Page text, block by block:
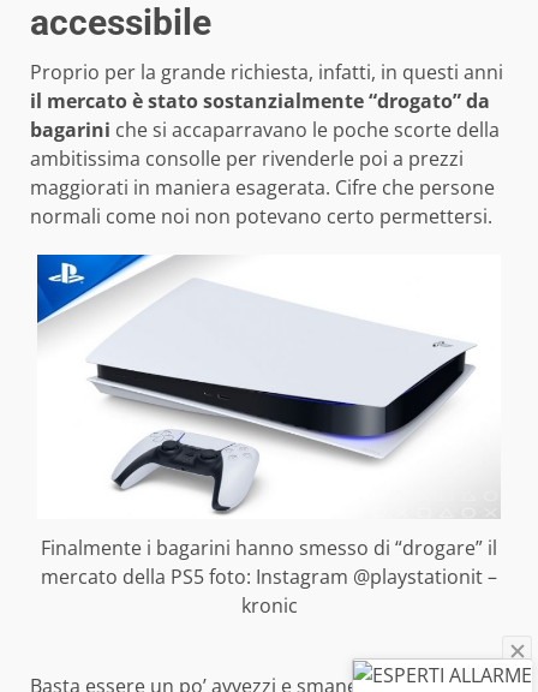
accessibile
Proprio per la grande richiesta, infatti, in questi anni
il mercato è stato sostanzialmente “drogato” da
bagarini che si accaparravano le poche scorte della
ambitissima consolle per rivenderle poi a prezzi
maggiorati in maniera esagerata. Cifre che persone
normali come noi non potevano certo permettersi.
Finalmente i bagarini hanno smesso di “drogare” il
mercato della PS5 foto: Instagram @playstationit –
kronic
Basta essere un po’ avvezzi e smanettare su internet